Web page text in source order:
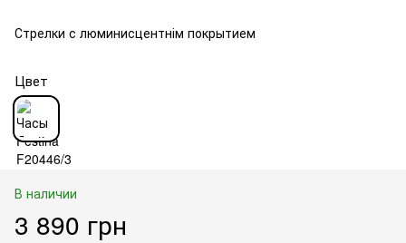
Стрелки с люминисцентнім покрытием
Цвет
В наличии
3 890 грн